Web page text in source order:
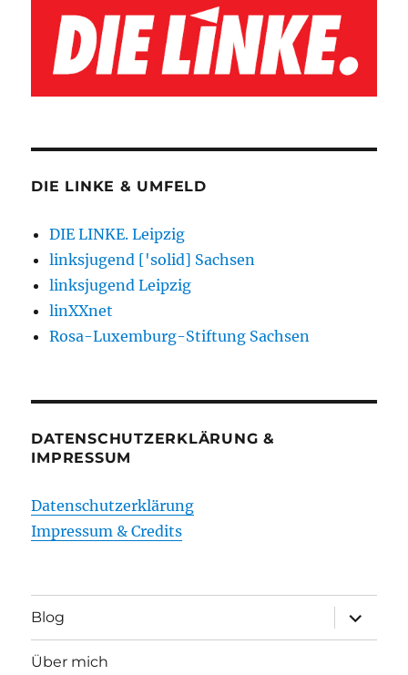
DIE LINKE & UMFELD
DIE LINKE. Leipzig
linksjugend ['solid] Sachsen
linksjugend Leipzig
linXXnet
Rosa-Luxemburg-Stiftung Sachsen
DATENSCHUTZERKLÄRUNG &
IMPRESSUM
Datenschutzerklärung
Impressum & Credits
Blog
öffnen
Über mich